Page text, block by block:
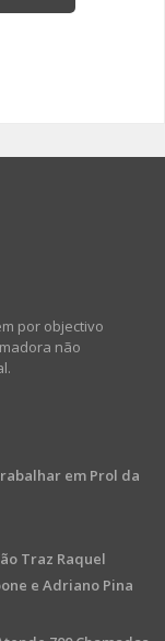
por objectivo
não
em Prol da
Traz Raquel
e Adriano Pina